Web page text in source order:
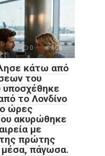
0 558
κάτω από
του
υποσχέθηκε
το Λονδίνο
ώρες
ακυρώθηκε
με
πρώτης
πάγωσα.